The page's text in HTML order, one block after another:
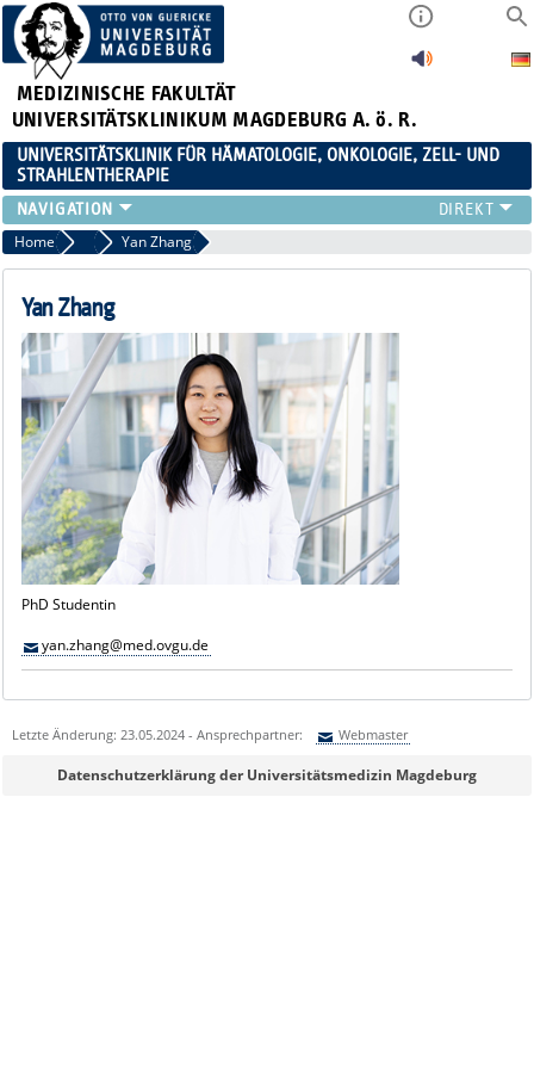
MEDIZINISCHE FAKULTÄT
UNIVERSITÄTSKLINIKUM MAGDEBURG A. ö. R.
UNIVERSITÄTSKLINIK FÜR HÄMATOLOGIE, ONKOLOGIE, ZELL- UND
STRAHLENTHERAPIE
KLINIK
TEAM
FORSCHUNG
STUDIEN
NEWS
STELLENANGEBOTE
Home Wissenschaft
Yan Zhang
Yan Zhang
PhD Studentin
yan.zhang@med.ovgu.de
Letzte Änderung: 23.05.2024 - Ansprechpartner: Webmaster
Sie können eine Nachricht versenden an:Webmaster
Datenschutzerklärung der Universitätsmedizin Magdeburg